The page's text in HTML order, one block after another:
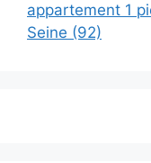
appartement 1
Seine (92)